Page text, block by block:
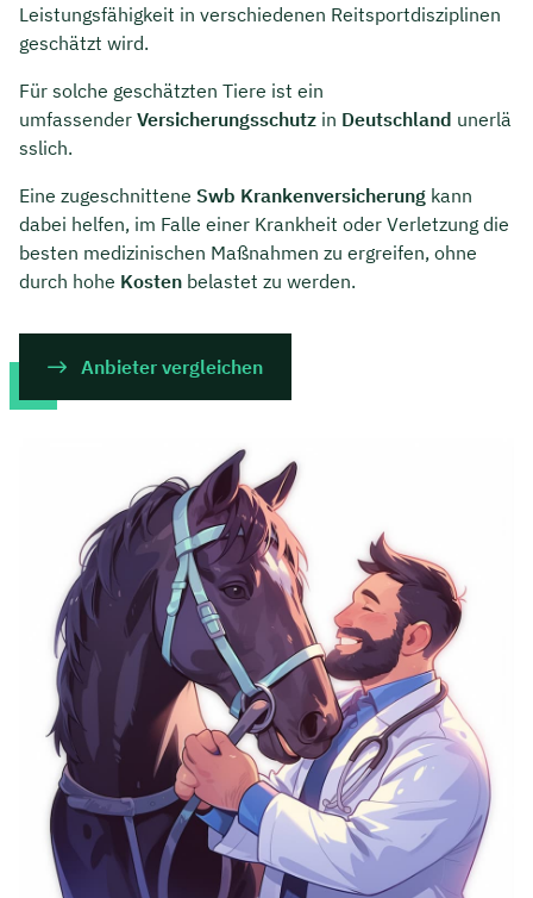
Kontakt
Leistungsfähigkeit in verschiedenen Reitsportdisziplinen
geschätzt wird.
Für solche geschätzten Tiere ist ein
umfassender Versicherungsschutz in Deutschland unerlä
sslich.
Eine zugeschnittene Swb Krankenversicherung kann
dabei helfen, im Falle einer Krankheit oder Verletzung die
besten medizinischen Maßnahmen zu ergreifen, ohne
durch hohe Kosten belastet zu werden.
Anbieter vergleichen